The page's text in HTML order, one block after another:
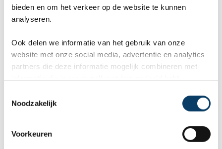
bieden en om het verkeer op de website te kunnen
analyseren.
Ook delen we informatie van het gebruik van onze
website met onze social media, advertentie en analytics
partners die deze informatie mogelijk combineren met
Noodzakelijk
Voorkeuren
Wat zijn uw wensen?